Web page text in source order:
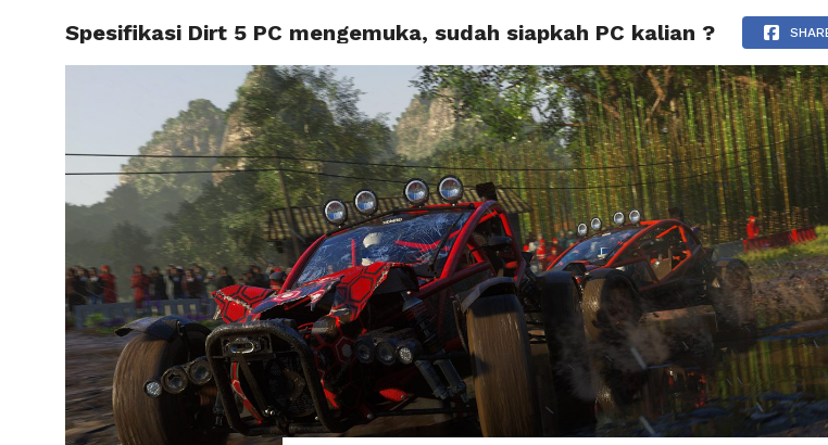
HOME BERITA TIPS & TRIK REVIEW
Spesifikasi Dirt 5 PC mengemuka, sudah siapkah PC kalian ?